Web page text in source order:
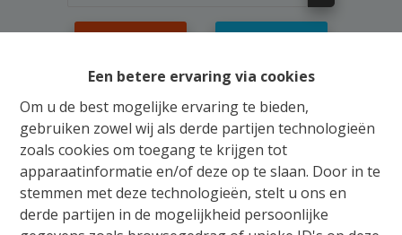
Een betere ervaring via cookies
Om u de best mogelijke ervaring te bieden,
gebruiken zowel wij als derde partijen technologieën
zoals cookies om toegang te krijgen tot
apparaatinformatie en/of deze op te slaan. Door in te
stemmen met deze technologieën, stelt u ons en
derde partijen in de mogelijkheid persoonlijke
Te koop Te huur
Gratis Schatting
Ons verkoopsteam staat u bij met raad en daad
voor de aankoop, verkoop, huur of verhuur van